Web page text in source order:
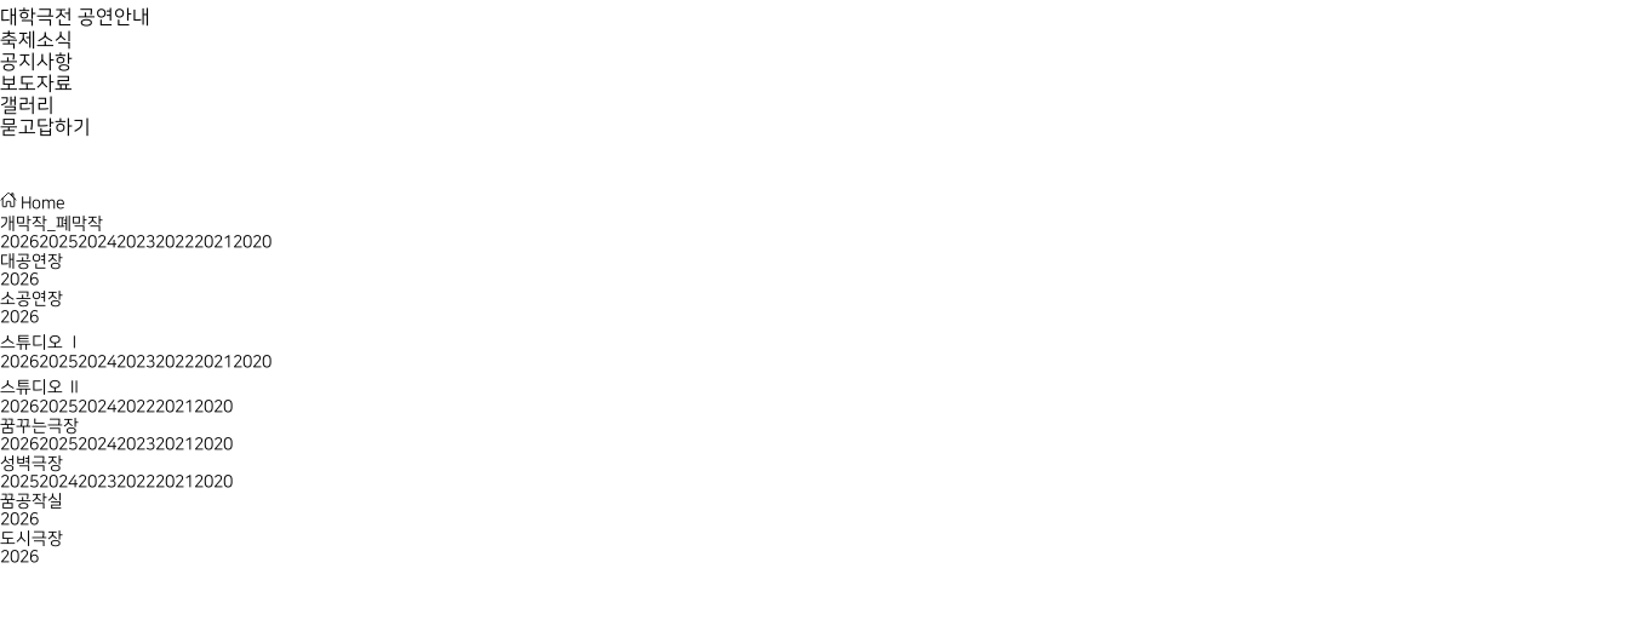
대학극전 공연안내
축제소식
공지사항
보도자료
갤러리
묻고답하기
Home
개막작_폐막작
202620252024202320222021 2020
대공연장
2026
소공연장
2026
스튜디오 Ⅰ
202620252024202320222021 2020
스튜디오 Ⅱ
20262025202420222021 2020
꿈꾸는극장
20262025202420232021 2020
성벽극장
20252024202320222021 2020
꿈공작실
2026
도시극장
2026